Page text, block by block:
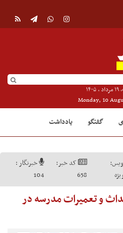
Monday, 10
گفتگو یادداشت
کد خبر:
658
خبرنگار :
104
احداث و تعمیرات مدرسه در